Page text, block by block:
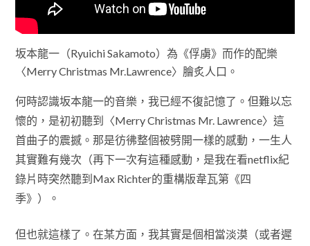
坂本龍一（Ryuichi Sakamoto）為《俘虜》而作的配樂
〈Merry Christmas Mr.Lawrence〉膾炙人口。
何時認識坂本龍一的音樂，我已經不復記憶了。但難以忘
懷的，是初初聽到〈Merry Christmas Mr. Lawrence〉這
首曲子的震撼。那是彷彿整個被劈開一樣的感動，一生人
其實難有幾次（再下一次有這種感動，是我在看netflix紀
錄片時突然聽到Max Richter的重構版韋瓦第《四
季》）。
但也就這樣了。在某方面，我其實是個相當淡漠（或者遲